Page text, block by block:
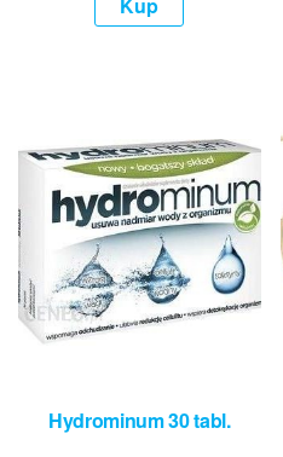
Kup
Hydrominum 30 tabl.